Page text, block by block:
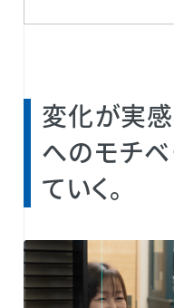
変化が実感
へのモチベ
ていく。